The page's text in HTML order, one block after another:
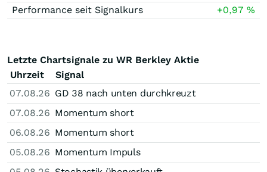
Performance seit Signalkurs
+0,97 %
Letzte Chartsignale zu WR Berkley Aktie
Uhrzeit
Signal
07.08.26 GD 38 nach unten durchkreuzt
07.08.26 Momentum short
06.08.26 Momentum short
05.08.26 Momentum Impuls